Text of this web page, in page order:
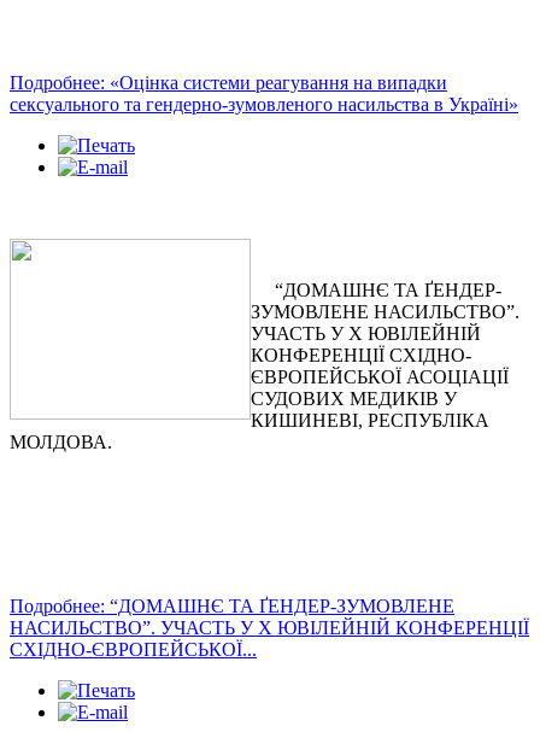
Подробнее: «Оцінка системи реагування на випадки
сексуального та гендерно-зумовленого насильства в Україні»
“ДОМАШНЄ ТА ҐЕНДЕР-
ЗУМОВЛЕНЕ НАСИЛЬСТВО”.
УЧАСТЬ У Х ЮВІЛЕЙНІЙ
КОНФЕРЕНЦІЇ СХІДНО-
ЄВРОПЕЙСЬКОЇ АСОЦІАЦІЇ
СУДОВИХ МЕДИКІВ У
КИШИНЕВІ, РЕСПУБЛІКА
МОЛДОВА.
Подробнее: “ДОМАШНЄ ТА ҐЕНДЕР-ЗУМОВЛЕНЕ
НАСИЛЬСТВО”. УЧАСТЬ У Х ЮВІЛЕЙНІЙ КОНФЕРЕНЦІЇ
СХІДНО-ЄВРОПЕЙСЬКОЇ...